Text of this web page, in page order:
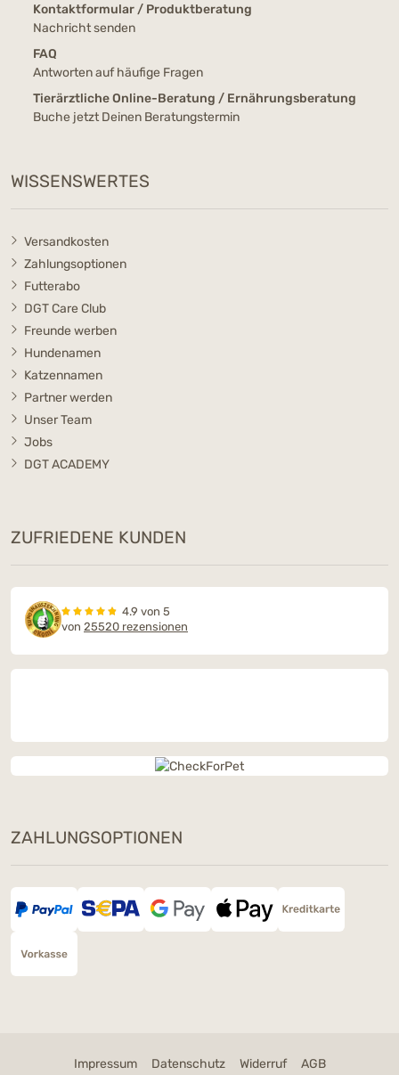
Kontaktformular / Produktberatung
Nachricht senden
FAQ
Antworten auf häufige Fragen
Tierärztliche Online-Beratung / Ernährungsberatung
Buche jetzt Deinen Beratungstermin
WISSENSWERTES
Versandkosten
Zahlungsoptionen
Futterabo
DGT Care Club
Freunde werben
Hundenamen
Katzennamen
Partner werden
Unser Team
Jobs
DGT ACADEMY
ZUFRIEDENE KUNDEN
4.9 von 5
von 25520 rezensionen
ZAHLUNGSOPTIONEN
Impressum Datenschutz Widerruf AGB